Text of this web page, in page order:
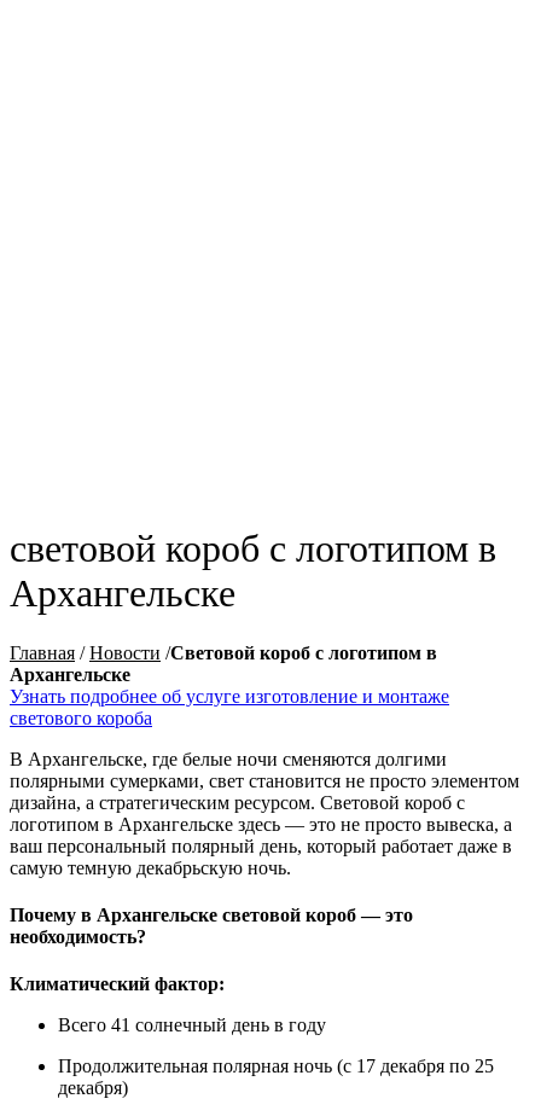
световой короб с логотипом в
Архангельске
Главная /Новости /Cветовой короб с логотипом в
Архангельске
Узнать подробнее об услуге изготовление и монтаже
светового короба
В Архангельске, где белые ночи сменяются долгими
полярными сумерками, свет становится не просто элементом
дизайна, а стратегическим ресурсом. Световой короб с
логотипом в Архангельске здесь — это не просто вывеска, а
ваш персональный полярный день, который работает даже в
самую темную декабрьскую ночь.
Почему в Архангельске световой короб — это
необходимость?
Климатический фактор:
Всего 41 солнечный день в году
Продолжительная полярная ночь (с 17 декабря по 25
декабря)